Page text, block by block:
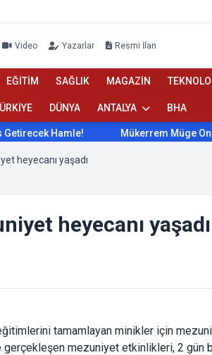
Video Yazarlar Resmi İlan
EĞİTİM SAĞLIK MAGAZİN
DÜNYA ANTALYA BHA
Hamle! Mükerrem Müge
heyecanı yaşadı
heyecanı yaşadı
tamamlayan minikler için
gerçekleşen mezuniyet etkinlikleri, 2 gün